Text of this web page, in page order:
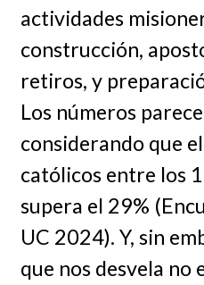
actividades
construcción,
retiros, y
Los números
considerando que
católicos entre los
supera el 29%
UC 2024). Y, sin
que nos desvela no